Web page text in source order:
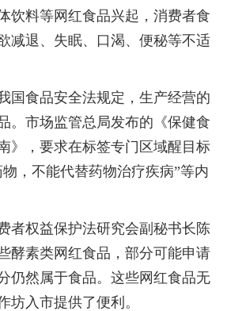
饮料等网红食品兴起，消费者食
减退、失眠、口渴、便秘等不适
食品安全法规定，生产经营的
。市场监管总局发布的《保健食
》，要求在标签专门区域醒目标
，不能代替药物治疗疾病”等内
权益保护法研究会副秘书长陈
酵素类网红食品，部分可能申请
仍然属于食品。这些网红食品无
坊入市提供了便利。